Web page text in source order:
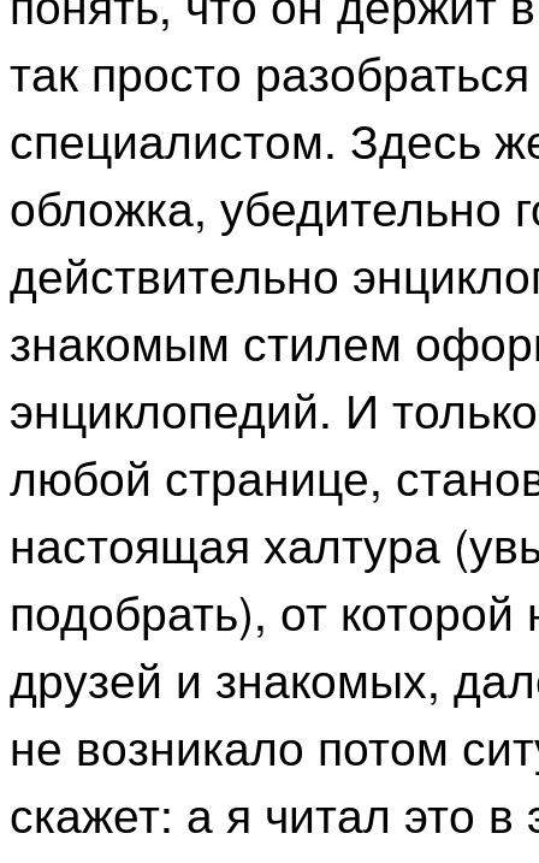
так просто
специалистом. Здесь
обложка, убедительно
действительно
знакомым стилем
энциклопедий. И
любой странице,
настоящая халтура
подобрать), от
друзей и знакомых,
не возникало потом
скажет: а я читал это